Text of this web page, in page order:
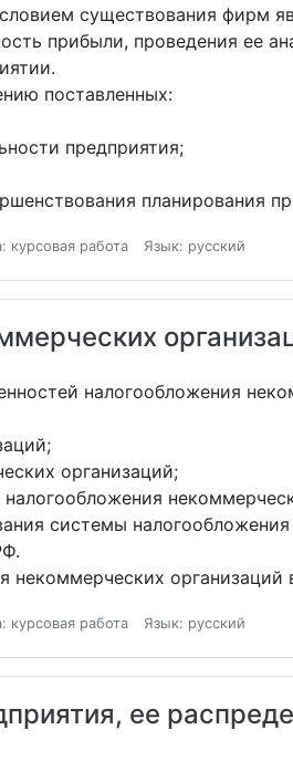
существования фирм
прибыли, проведения ее
поставленных:
предприятия;
планирования
курсовая работа Язык: русский
налогообложения
организаций;
системы
некоммерческих организаций
курсовая работа Язык: русский
ее